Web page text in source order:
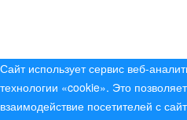
Сайт использует сервис веб-
технологии «cookie». Это
взаимодействие посетителей с